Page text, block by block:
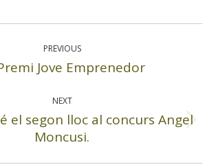
PREVIOUS
Previous
Jove Emprenedor
NEXT
Next
post:
el segon lloc al concurs Angel
Moncusi.